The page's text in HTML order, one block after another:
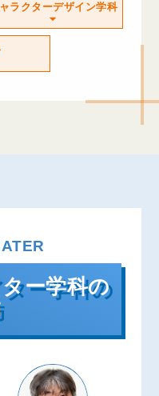
ラクターデザイン学科
ー学科の